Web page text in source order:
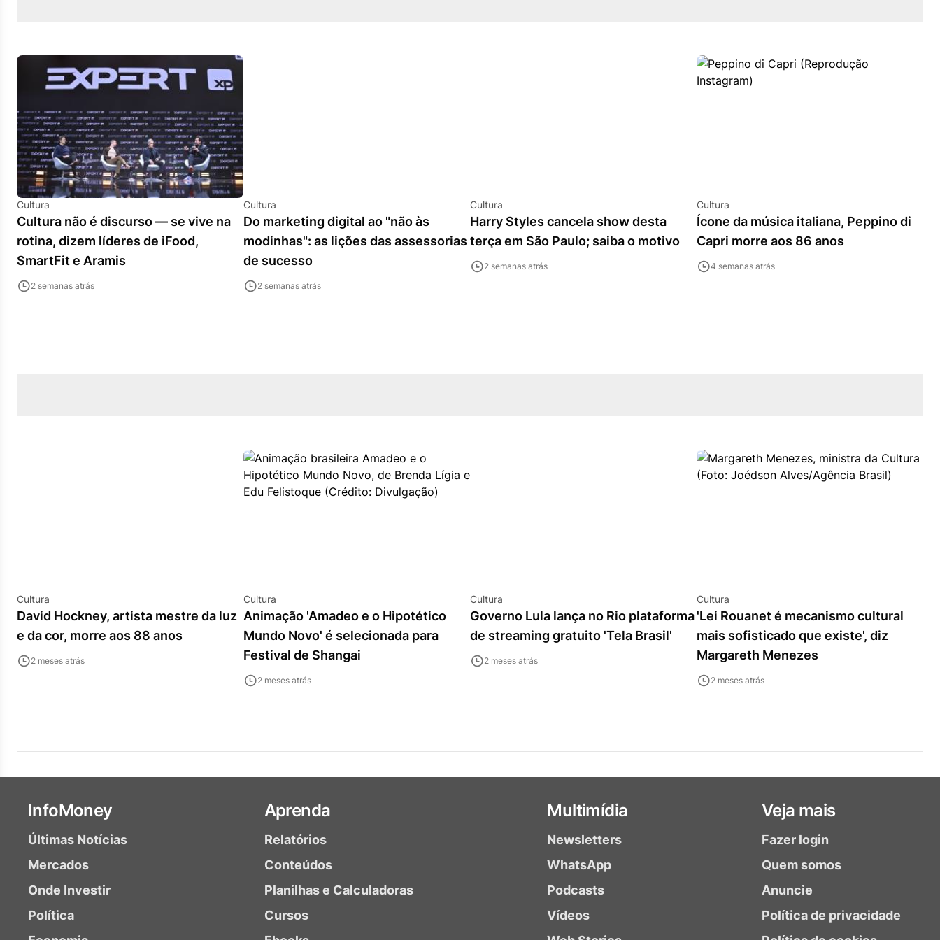
Cultura
Cultura não é discurso — se vive na
rotina, dizem líderes de iFood,
SmartFit e Aramis
2 semanas atrás
Cultura
Do marketing digital ao "não às
modinhas": as lições das assessorias
de sucesso
2 semanas atrás
Cultura
Harry Styles cancela show desta
terça em São Paulo; saiba o motivo
2 semanas atrás
Cultura
Ícone da música italiana, Peppino di
Capri morre aos 86 anos
4 semanas atrás
Cultura
David Hockney, artista mestre da luz
e da cor, morre aos 88 anos
2 meses atrás
Cultura
Animação 'Amadeo e o Hipotético
Mundo Novo' é selecionada para
Festival de Shangai
2 meses atrás
Cultura
Governo Lula lança no Rio plataforma
de streaming gratuito 'Tela Brasil'
2 meses atrás
Cultura
'Lei Rouanet é mecanismo cultural
mais sofisticado que existe', diz
Margareth Menezes
2 meses atrás
InfoMoney
Últimas Notícias
Mercados
Onde Investir
Política
Aprenda
Relatórios
Conteúdos
Planilhas e Calculadoras
Cursos
Multimídia
Newsletters
WhatsApp
Podcasts
Vídeos
Veja mais
Fazer login
Quem somos
Anuncie
Política de privacidade